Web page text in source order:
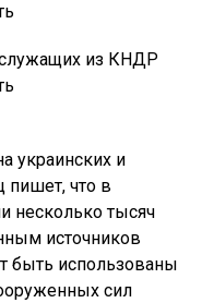
украинских и
пишет, что в
несколько тысяч
источников
быть использованы
сил